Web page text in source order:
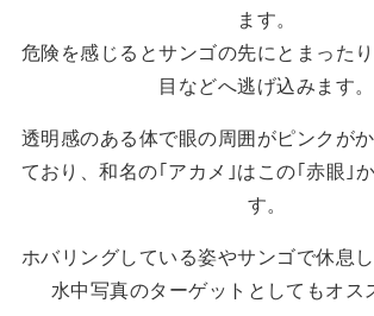
ます。
危険を感じるとサンゴの先にとまった
目などへ逃げ込みます。
透明感のある体で眼の周囲がピンクが
ており、和名の｢アカメ｣はこの｢赤眼｣
す。
ホバリングしている姿やサンゴで休息
水中写真のターゲットとしてもオス